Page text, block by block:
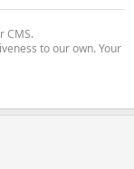
CMS.
to our own. Your